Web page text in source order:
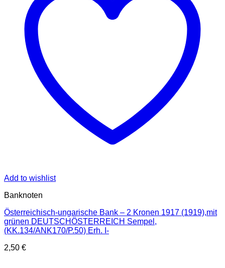
Add to wishlist
Banknoten
Österreichisch-ungarische Bank – 2 Kronen 1917 (1919),mit
grünen DEUTSCHÖSTERREICH Sempel,
(KK.134/ANK170/P.50) Erh. I-
2,50 €